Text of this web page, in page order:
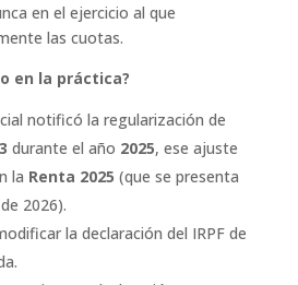
en el ejercicio al que
las cuotas.
en la práctica?
notificó la regularización de
durante el año 2025, ese ajuste
la Renta 2025 (que se presenta
2026).
la declaración del IRPF de